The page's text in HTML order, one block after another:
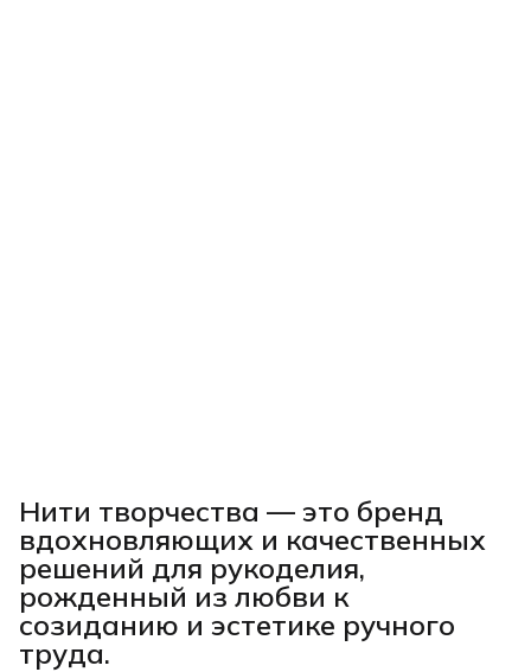
Нити творчества — это бренд
вдохновляющих и качественных
решений для рукоделия,
рожденный из любви к
созиданию и эстетике ручного
труда.